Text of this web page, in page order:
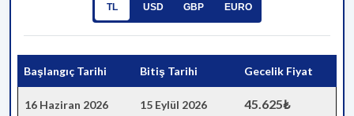
TL USD GBP EURO
Başlangıç Tarihi Bitiş Tarihi Gecelik Fiyat
16 Haziran 2026 15 Eylül 2026 45.625₺